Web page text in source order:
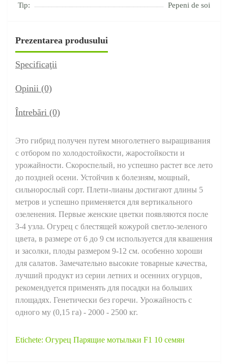
Tip: Pepeni de soi
Prezentarea produsului
Specificaţii
Opinii (0)
Întrebări (0)
Это гибрид получен путем многолетнего выращивания
с отбором по холодостойкости, жаростойкости и
урожайности. Скороспелый, но успешно растет все лето
до поздней осени. Устойчив к болезням, мощный,
сильнорослый сорт. Плети-лианы достигают длины 5
метров и успешно применяется для вертикального
озеленения. Первые женские цветки появляются после
3-4 узла. Огурец с блестящей кожурой светло-зеленого
цвета, в размере от 6 до 9 см используется для квашения
и засолки, плоды размером 9-12 см. особенно хороши
для салатов. Замечательно высокие товарные качества,
лучший продукт из серии летних и осенних огурцов,
рекомендуется применять для посадки на больших
площадях. Генетически без горечи. Урожайность с
одного му (0,15 га) - 2000 - 2500 кг.
Etichete: Огурец Парящие мотыльки F1 10 семян